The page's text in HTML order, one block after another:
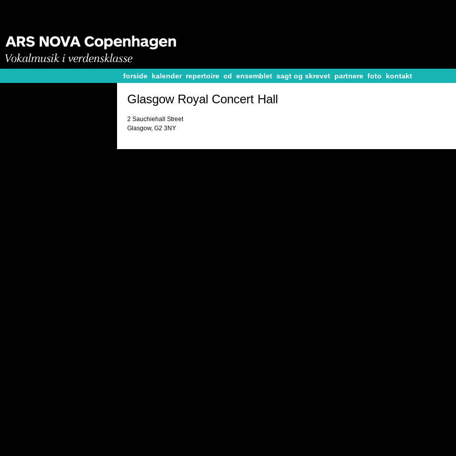
forside kalender repertoire cd ensemblet sagt og skrevet partnere foto kontakt
Glasgow Royal Concert Hall
2 Sauchiehall Street
Glasgow, G2 3NY